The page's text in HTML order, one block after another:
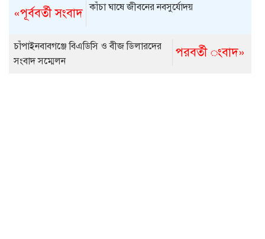
«পূর্ববর্তী সংবাদ কাঁচা ঘাষে জীবনের নবসুর্যোদয়
পরবর্তী ংবাদ»
চাঁপাইনবাবগঞ্জে বিএডিসি ও বীজ ডিলারদের
সংবাদ সম্মেলন